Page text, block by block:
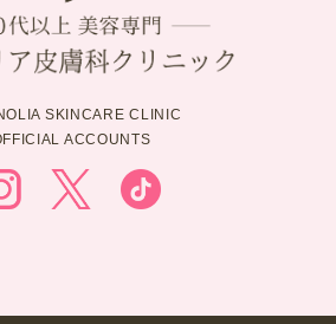
SKINCARE CLINIC
ACCOUNTS